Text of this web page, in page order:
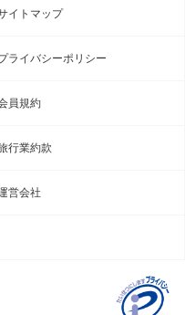
イトマップ
ライバシーポリシー
員規約
行業約款
営会社